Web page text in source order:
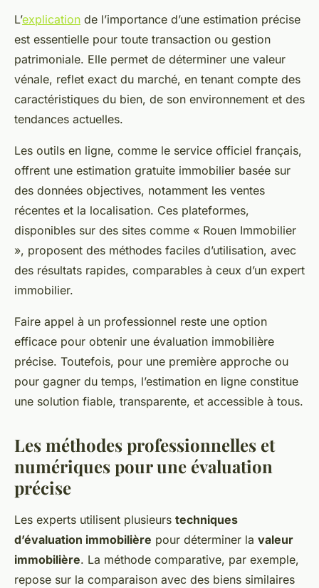
L’explication de l’importance d’une estimation précise
est essentielle pour toute transaction ou gestion
patrimoniale. Elle permet de déterminer une valeur
vénale, reflet exact du marché, en tenant compte des
caractéristiques du bien, de son environnement et des
tendances actuelles.
Les outils en ligne, comme le service officiel français,
offrent une estimation gratuite immobilier basée sur
des données objectives, notamment les ventes
récentes et la localisation. Ces plateformes,
disponibles sur des sites comme « Rouen Immobilier
», proposent des méthodes faciles d’utilisation, avec
des résultats rapides, comparables à ceux d’un expert
immobilier.
Faire appel à un professionnel reste une option
efficace pour obtenir une évaluation immobilière
précise. Toutefois, pour une première approche ou
pour gagner du temps, l’estimation en ligne constitue
une solution fiable, transparente, et accessible à tous.
Les méthodes professionnelles et
numériques pour une évaluation
précise
Les experts utilisent plusieurs techniques
d’évaluation immobilière pour déterminer la valeur
immobilière. La méthode comparative, par exemple,
repose sur la comparaison avec des biens similaires